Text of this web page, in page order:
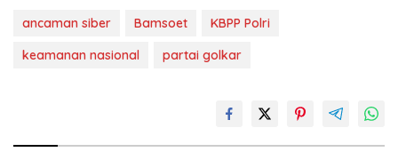
ancaman siber Bamsoet
KBPP Polri
keamanan nasional
partai golkar